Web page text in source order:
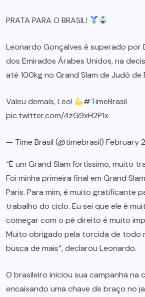
PRATA PARA O BRASIL!
Leonardo Gonçalves é superado por
dos Emirados Árabes Unidos, na
até 100kg no Grand Slam de Judô de
Valeu demais, Leo!
#TimeBrasil
pic.twitter.com/4zG9xH2P1x
— Time Brasil (@timebrasil) February
“É um Grand Slam fortíssimo, muito
Foi minha primeira final em Grand
Paris. Para mim, é muito gratificante
trabalho do ciclo. Eu sei que ele é
começar com o pé direito é muito
Muito obrigado pela torcida de todo
busca de mais”, declarou Leonardo.
O brasileiro iniciou sua campanha na
encaixando uma chave de braço no